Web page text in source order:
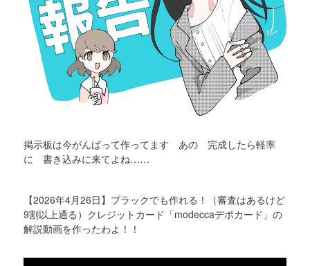
掲示板は今がんばって作ってます あの 完成したら軽率
に 書き込みに来てよね……
【2026年4月26日】ブラックでも作れる！（審査はあるけど
9割以上通る）クレジットカード「modeccaデポカード」の
解説動画を作ったわよ！！